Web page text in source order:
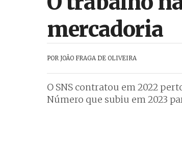
mercadoria
POR JOÃO FRAGA DE OLIVEIRA
O SNS contratou em 2022
Número que subiu em 2023